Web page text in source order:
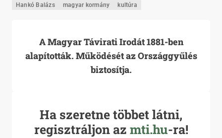
Hankó Balázs magyar kormány kultúra
A Magyar Távirati Irodát 1881-ben
alapították. Működését az Országgyűlés
biztosítja.
Ha szeretne többet látni,
regisztráljon az mti.hu-ra!